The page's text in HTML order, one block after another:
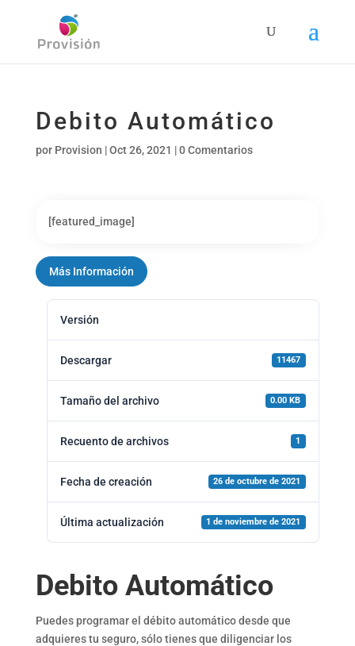
Debito Automático
por Provision |Oct 26, 2021 |0 Comentarios
[featured_image]
Más Información
Versión
Descargar 11467
Tamaño del archivo 0.00 KB
Recuento de archivos 1
Fecha de creación 26 de octubre de 2021
Última actualización 1 de noviembre de 2021
Debito Automático
Puedes programar el débito automático desde que
adquieres tu seguro, sólo tienes que diligenciar los